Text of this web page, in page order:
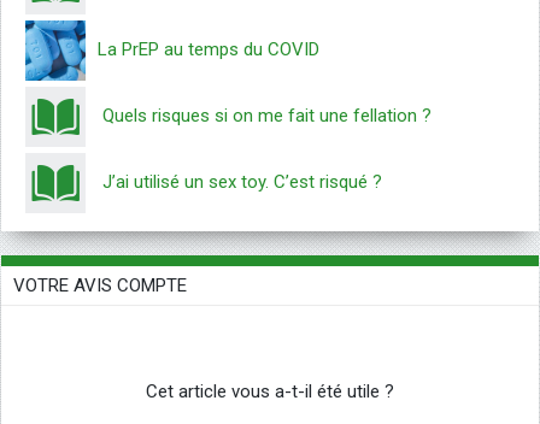
La PrEP au temps du COVID
Quels risques si on me fait une fellation ?
J’ai utilisé un sex toy. C’est risqué ?
VOTRE AVIS COMPTE
Cet article vous a-t-il été utile ?